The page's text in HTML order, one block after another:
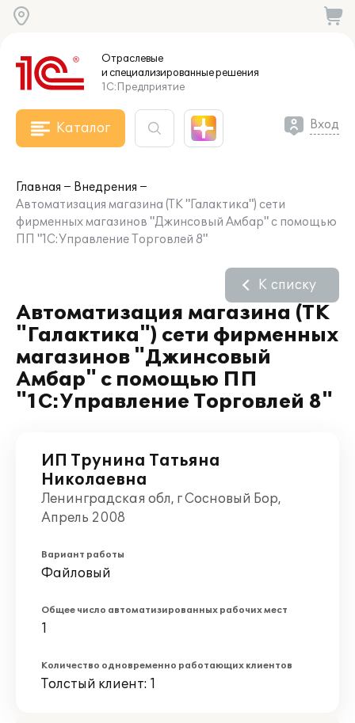
Отраслевые
и специализированныерешения
1С:Предприятие
Каталог Вход
Главная
Внедрения
Автоматизация магазина (ТК "Галактика") сети
фирменных магазинов "Джинсовый Амбар" с помощью
ПП "1С:Управление Торговлей 8"
Автоматизация магазина (ТК
"Галактика") сети фирменных
магазинов "Джинсовый
Амбар" с помощью ПП
"1С:Управление Торговлей 8"
К списку
ИП Трунина Татьяна
Николаевна
Ленинградская обл, г Сосновый Бор,
Апрель 2008
Вариант работы
Файловый
Общее число автоматизированных рабочих мест
1
Количество одновременно работающих клиентов
Толстый клиент: 1